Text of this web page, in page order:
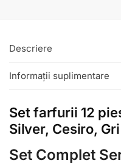
Descriere
Informații suplimentare
Set farfurii 12
Silver, Cesiro,
Set Complet